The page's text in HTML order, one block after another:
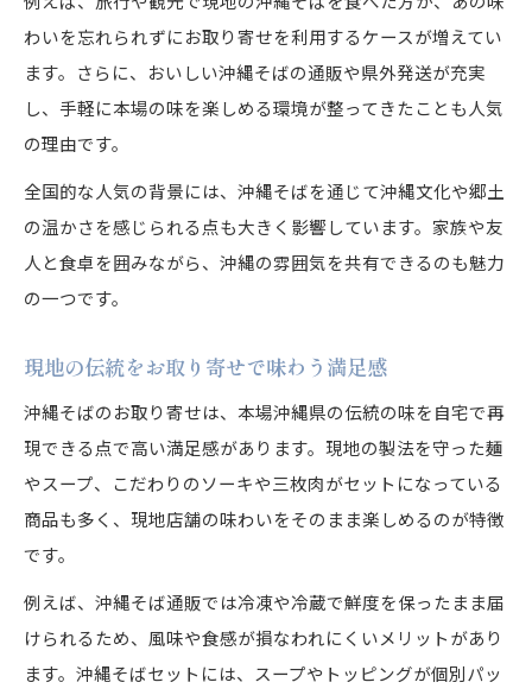
わいを忘れられずにお取り寄せを利用するケースが増えてい
ます。さらに、おいしい沖縄そばの通販や県外発送が充実
し、手軽に本場の味を楽しめる環境が整ってきたことも人気
の理由です。
全国的な人気の背景には、沖縄そばを通じて沖縄文化や郷土
の温かさを感じられる点も大きく影響しています。家族や友
人と食卓を囲みながら、沖縄の雰囲気を共有できるのも魅力
の一つです。
現地の伝統をお取り寄せで味わう満足感
沖縄そばのお取り寄せは、本場沖縄県の伝統の味を自宅で再
現できる点で高い満足感があります。現地の製法を守った麺
やスープ、こだわりのソーキや三枚肉がセットになっている
商品も多く、現地店舗の味わいをそのまま楽しめるのが特徴
です。
例えば、沖縄そば通販では冷凍や冷蔵で鮮度を保ったまま届
けられるため、風味や食感が損なわれにくいメリットがあり
ます。沖縄そばセットには、スープやトッピングが個別パッ